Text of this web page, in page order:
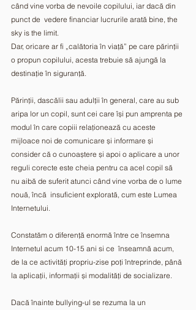
când vine vorba de nevoile copilului, iar dacă din
punct de  vedere financiar lucrurile arată bine, the
sky is the limit.
Dar, oricare ar fi „calătoria în viață” pe care părinții
o propun copilului, acesta trebuie să ajungă la
destinație în siguranță.
Părinții, dascălii sau adulții în general, care au sub
aripa lor un copil, sunt cei care își pun amprenta pe
modul în care copiii relaționează cu aceste
mijloace noi de comunicare și informare și
consider că o cunoaștere și apoi o aplicare a unor
reguli corecte este cheia pentru ca acel copil să
nu aibă de suferit atunci când vine vorba de o lume
nouă, încă  insuficient explorată, cum este Lumea
Internetului.
Constatăm o diferență enormă între ce însemna
Internetul acum 10-15 ani si ce  înseamnă acum,
de la ce activități propriu-zise poți întreprinde, până
la aplicații, informații și modalități de socializare.
Dacă înainte bullying-ul se rezuma la un